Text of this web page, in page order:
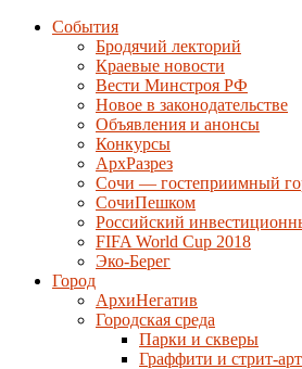
События
Бродячий лекторий
Краевые новости
Вести Минстроя РФ
Новое в законодательстве
Объявления и анонсы
Конкурсы
АрхРазрез
Сочи — гостеприимный
СочиПешком
Российский
FIFA World Cup 2018
Эко-Берег
Город
АрхиНегатив
Городская среда
Парки и скверы
Граффити и стрит-арт